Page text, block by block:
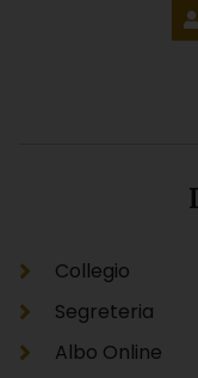
Collegio
Segreteria
Albo Online